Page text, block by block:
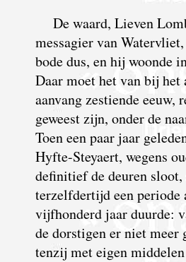
De waard, Lieven
messagier van
bode dus, en hij woonde
Daar moet het van bij het
aanvang zestiende eeuw,
geweest zijn, onder de
Toen een paar jaar
Hyfte-Steyaert, wegens
definitief de deuren sloot,
terzelfdertijd een periode
vijfhonderd jaar duurde:
de dorstigen er niet meer
tenzij met eigen